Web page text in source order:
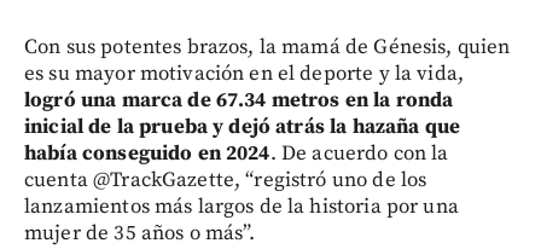
Con sus potentes brazos, la mamá de Génesis, quien
es su mayor motivación en el deporte y la vida,
logró una marca de 67.34 metros en la ronda
inicial de la prueba y dejó atrás la hazaña que
había conseguido en 2024. De acuerdo con la
cuenta @TrackGazette, “registró uno de los
lanzamientos más largos de la historia por una
mujer de 35 años o más”.